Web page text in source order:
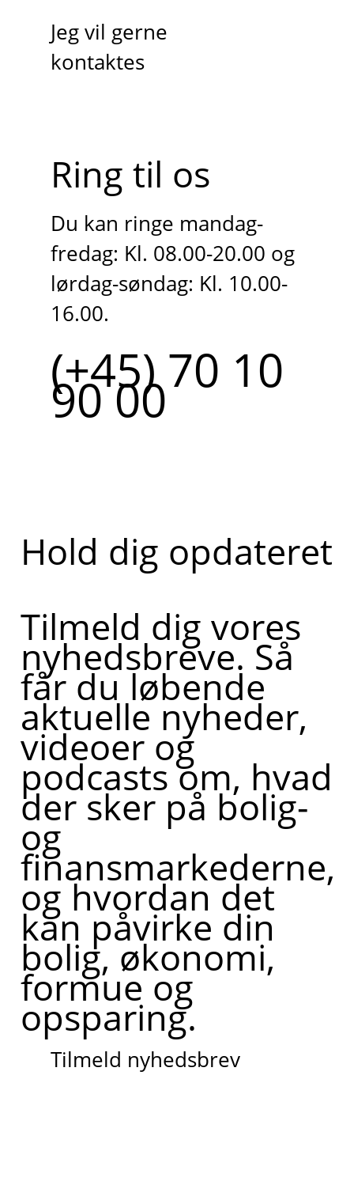
Jeg vil gerne
kontaktes
Ring til os
Du kan ringe mandag-
fredag: Kl. 08.00-20.00 og
lørdag-søndag: Kl. 10.00-
16.00.
(+45) 70 10
90 00
Hold dig opdateret
Tilmeld dig vores
nyhedsbreve. Så
får du løbende
aktuelle nyheder,
videoer og
podcasts om, hvad
der sker på bolig-
og
finansmarkederne,
og hvordan det
kan påvirke din
bolig, økonomi,
formue og
opsparing.
Tilmeld nyhedsbrev